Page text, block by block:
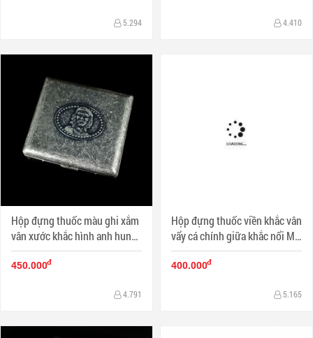
5.294 4.410
Hộp đựng thuốc màu ghi xắm
vân xước khắc hình anh hung
dân tộc Cuba Che Guevara
450.000đ
4.791
Hộp đựng thuốc viền khắc vân
vẩy cá chính giữa khắc nổi Mỏ
neo Hằng hải (loại 16 điếu)
400.000đ
5.165